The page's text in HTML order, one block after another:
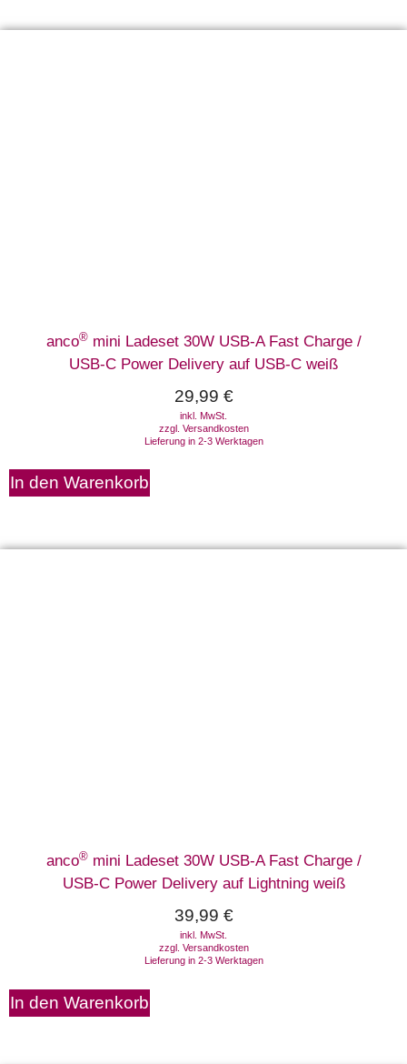
anco®mini Ladeset 30W USB-A Fast Charge /
USB-C Power Delivery auf USB-C weiß
29,99 €
inkl. MwSt.
zzgl. Versandkosten
Lieferung in 2-3 Werktagen
In den Warenkorb
anco®mini Ladeset 30W USB-A Fast Charge /
USB-C Power Delivery auf Lightning weiß
39,99 €
inkl. MwSt.
zzgl. Versandkosten
Lieferung in 2-3 Werktagen
In den Warenkorb